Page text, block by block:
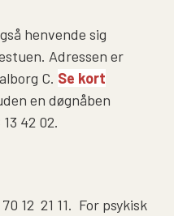
henvende sig
Adressen er
C. Se kort
en døgnåben
42 02.
12 21 11. For psykisk